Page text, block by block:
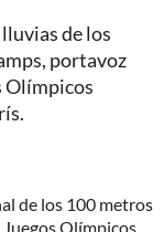
de los
portavoz
Olímpicos
de los 100 metros
Olímpicos